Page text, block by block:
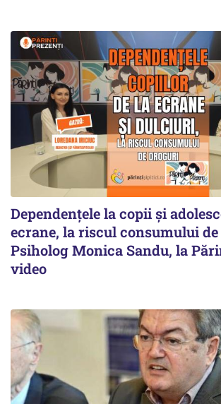
Dependențele la copii și
ecrane, la riscul consumului
Psiholog Monica Sandu, la
video